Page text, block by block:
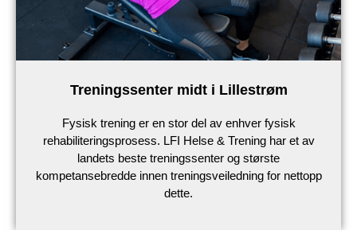
Treningssenter midt i Lillestrøm
Fysisk trening er en stor del av enhver fysisk
rehabiliteringsprosess. LFI Helse & Trening har et av
landets beste treningssenter og største
kompetansebredde innen treningsveiledning for nettopp
dette.